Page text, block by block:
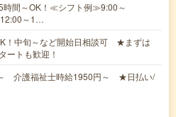
時間～OK！≪シフト例≫9:00～
～1…
！中旬～など開始日相談可 ★まずは
ートも歓迎！
介護福祉士時給1950円～ ★日払い/